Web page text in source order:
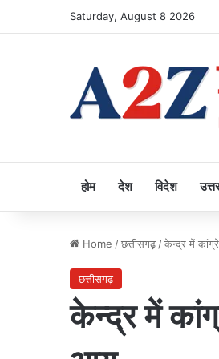
Saturday, August 8 2026
होम देश विदेश
Home /छत्तीसगढ़ /केन्द्र में
छत्तीसगढ़
केन्द्र में